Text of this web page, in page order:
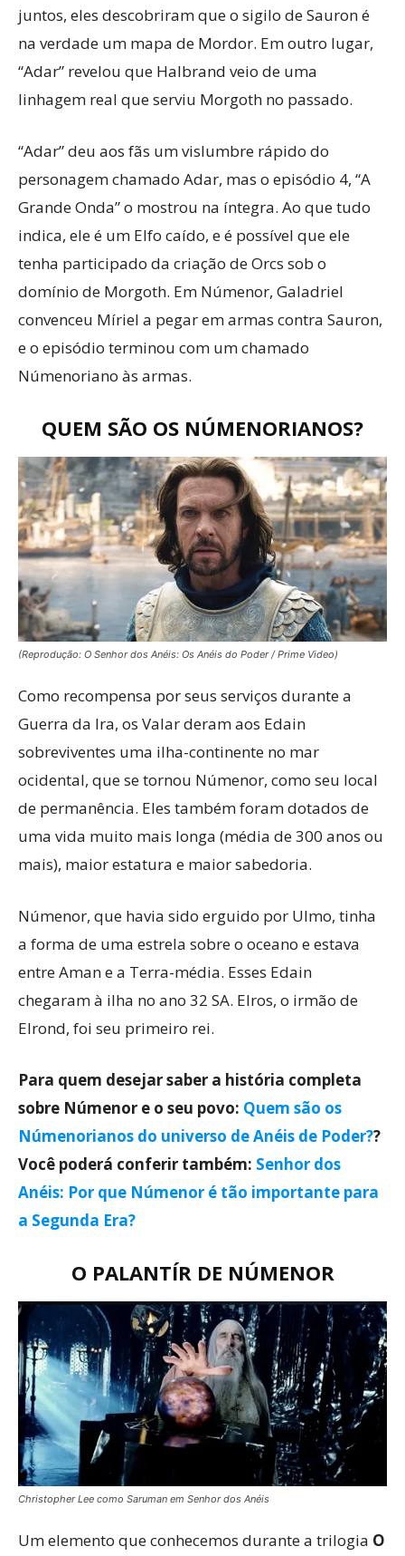
juntos, eles descobriram que o sigilo de Sauron é
na verdade um mapa de Mordor. Em outro lugar,
“Adar” revelou que Halbrand veio de uma
linhagem real que serviu Morgoth no passado.
“Adar” deu aos fãs um vislumbre rápido do
personagem chamado Adar, mas o episódio 4, “A
Grande Onda” o mostrou na íntegra. Ao que tudo
indica, ele é um Elfo caído, e é possível que ele
tenha participado da criação de Orcs sob o
domínio de Morgoth. Em Númenor, Galadriel
convenceu Míriel a pegar em armas contra Sauron,
e o episódio terminou com um chamado
Númenoriano às armas.
QUEM SÃO OS NÚMENORIANOS?
(Reprodução: O Senhor dos Anéis: Os Anéis do Poder / Prime Video)
Como recompensa por seus serviços durante a
Guerra da Ira, os Valar deram aos Edain
sobreviventes uma ilha-continente no mar
ocidental, que se tornou Númenor, como seu local
de permanência. Eles também foram dotados de
uma vida muito mais longa (média de 300 anos ou
mais), maior estatura e maior sabedoria.
Númenor, que havia sido erguido por Ulmo, tinha
a forma de uma estrela sobre o oceano e estava
entre Aman e a Terra-média. Esses Edain
chegaram à ilha no ano 32 SA. Elros, o irmão de
Elrond, foi seu primeiro rei.
Para quem desejar saber a história completa
sobre Númenor e o seu povo: Quem são os
Númenorianos do universo de Anéis de Poder??
Você poderá conferir também: Senhor dos
Anéis: Por que Númenor é tão importante para
a Segunda Era?
O PALANTÍR DE NÚMENOR
Christopher Lee como Saruman em Senhor dos Anéis
Um elemento que conhecemos durante a trilogia O